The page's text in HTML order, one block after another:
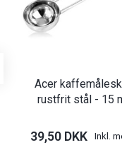
Acer
rustfrit stål - 15
39,50 DKK Inkl.